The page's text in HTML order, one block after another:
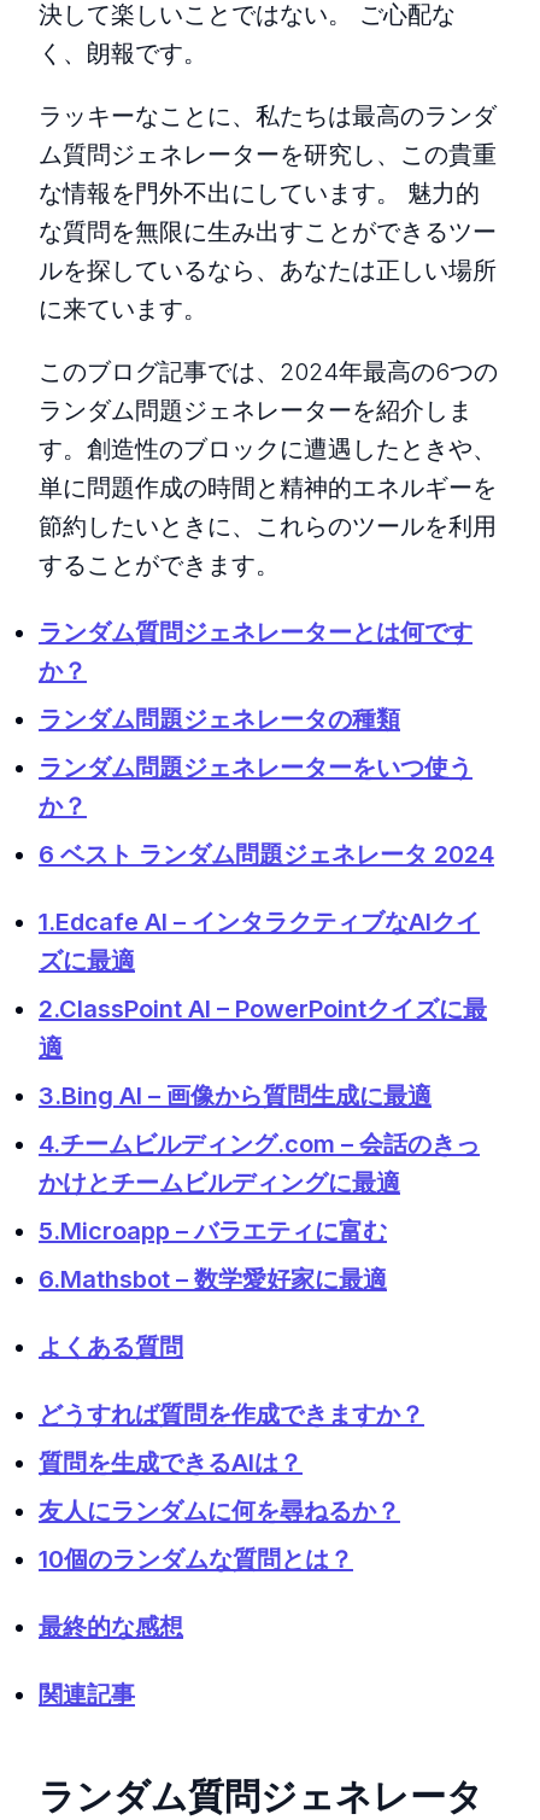
決して楽しいことではない。 ご心配な
く、朗報です。
ラッキーなことに、私たちは最高のランダ
ム質問ジェネレーターを研究し、この貴重
な情報を門外不出にしています。 魅力的
な質問を無限に生み出すことができるツー
ルを探しているなら、あなたは正しい場所
に来ています。
このブログ記事では、2024年最高の6つの
ランダム問題ジェネレーターを紹介しま
す。創造性のブロックに遭遇したときや、
単に問題作成の時間と精神的エネルギーを
節約したいときに、これらのツールを利用
することができます。
ランダム質問ジェネレーターとは何です
か？
ランダム問題ジェネレータの種類
ランダム問題ジェネレーターをいつ使う
か？
6 ベスト ランダム問題ジェネレータ 2024
1.Edcafe AI – インタラクティブなAIクイ
ズに最適
2.ClassPoint AI – PowerPointクイズに最
適
3.Bing AI – 画像から質問生成に最適
4.チームビルディング.com – 会話のきっ
かけとチームビルディングに最適
5.Microapp – バラエティに富む
6.Mathsbot – 数学愛好家に最適
よくある質問
どうすれば質問を作成できますか？
質問を生成できるAIは？
友人にランダムに何を尋ねるか？
10個のランダムな質問とは？
最終的な感想
関連記事
ランダム質問ジェネレータ